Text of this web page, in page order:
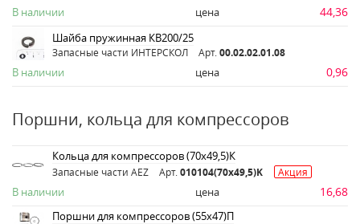
В наличии цена 44,36
Шайба пружинная КВ200/25
Запасные части ИНТЕРСКОЛ Арт. 00.02.02.01.08
В наличии цена 0,96
Поршни, кольца для компрессоров
Кольца для компрессоров (70х49,5)К
Запасные части AEZ Арт. 010104(70x49,5)K Акция
В наличии цена 16,68
Поршни для компрессоров (55х47)П